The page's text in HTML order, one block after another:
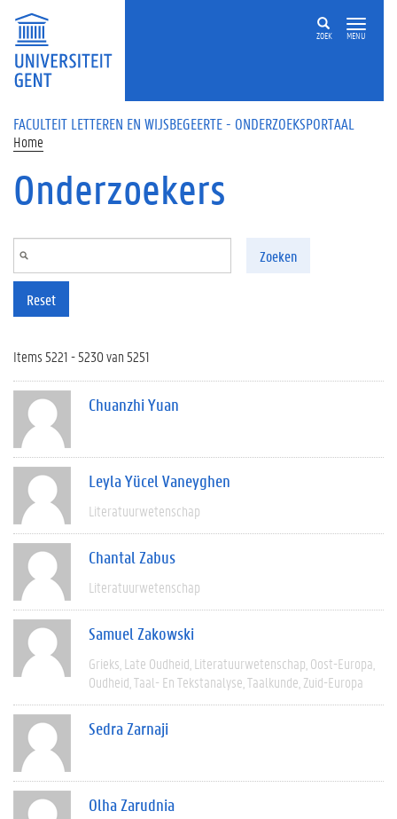
Overslaan en naar de inhoud gaan
ZOEK MENU
FACULTEIT LETTEREN EN WIJSBEGEERTE - ONDERZOEKSPORTAAL
Home
Onderzoekers
Zoeken
Reset
Items 5221 - 5230 van 5251
Chuanzhi Yuan
Leyla Yücel Vaneyghen
Literatuurwetenschap
Chantal Zabus
Literatuurwetenschap
Samuel Zakowski
Grieks Late Oudheid Literatuurwetenschap Oost-Europa
Oudheid Taal- En Tekstanalyse Taalkunde Zuid-Europa
Sedra Zarnaji
Olha Zarudnia